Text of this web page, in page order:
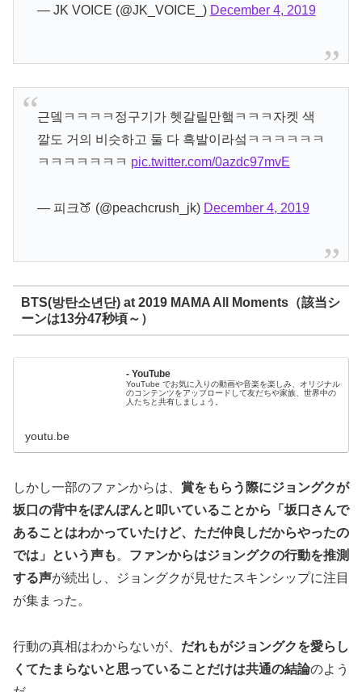
— JK VOICE (@JK_VOICE_) December 4, 2019
근뎈ㅋㅋㅋㅋ정구기가 헷갈릴만햌ㅋㅋㅋ자켓 색
깔도 거의 비슷하고 둘 다 흑발이라섴ㅋㅋㅋㅋㅋㅋ
ㅋㅋㅋㅋㅋㅋㅋ pic.twitter.com/0azdc97mvE
— 피크🍑 (@peachcrush_jk) December 4, 2019
BTS(방탄소년단) at 2019 MAMA All Moments（該当シ
ーンは13分47秒頃～）
- YouTube
YouTube でお気に入りの動画や音楽を楽しみ、オリジナル
のコンテンツをアップロードして友だちや家族、世界中の
人たちと共有しましょう。
youtu.be
しかし一部のファンからは、 賞をもらう際にジョングクが
坂口の背中をぽんぽんと叩いていることから「坂口さんで
あることはわかっていたけど、ただ仲良しだからやったの
では」という声も 。 ファンからはジョングクの行動を推測
する声が続出し、ジョングクが見せたスキンシップに注目
が集まった。
行動の真相はわからないが、 だれもがジョングクを愛らし
くてたまらないと思っていることだけは共通の結論のよう